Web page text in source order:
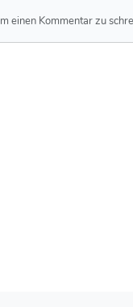
einen Kommentar zu